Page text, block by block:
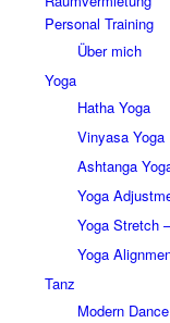
Personal Training
Über mich
Yoga
Hatha Yoga
Vinyasa Yoga
Ashtanga
Yoga
Yoga Stretch
Yoga
Tanz
Modern